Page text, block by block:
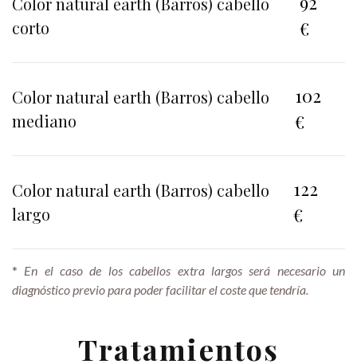
corto
€
Color natural earth (Barros) cabello
mediano
102
€
Color natural earth (Barros) cabello
largo
122
€
* En el caso de los cabellos extra largos será necesario un
diagnóstico previo para poder facilitar el coste que tendría.
Tratamientos